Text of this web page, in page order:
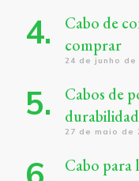
Cabo de
comprar
24 de junho de
Cabos de
27 de maio de
Cabo